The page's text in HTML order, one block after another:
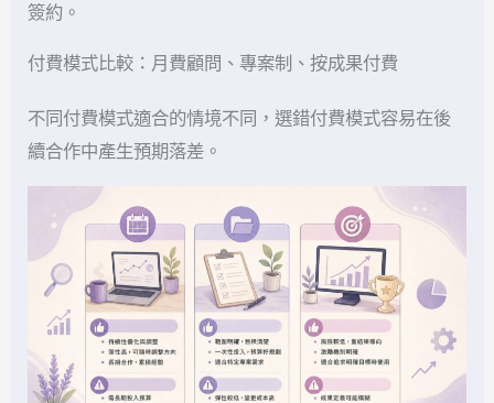
簽約。
付費模式比較：月費顧問、專案制、按成果付費
不同付費模式適合的情境不同，選錯付費模式容易在後
續合作中產生預期落差。